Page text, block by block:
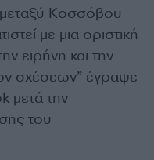
Κοσσόβου
με μια οριστική
ειρήνη και την
σχέσεων” έγραψε
μετά την
του